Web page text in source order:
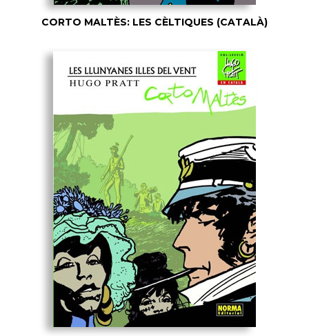
CORTO MALTÈS: LES CÈLTIQUES (CATALÀ)